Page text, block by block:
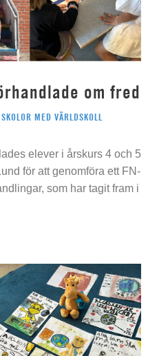
om fred
MED VÄRLDSKOLL
elever i årskurs 4 och 5
för att genomföra ett FN-
som har tagit fram i